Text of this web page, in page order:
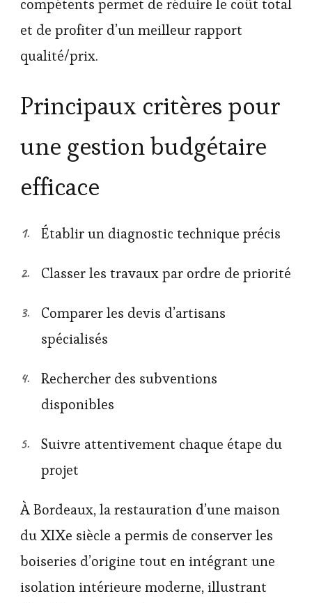
compétents permet de réduire le coût total
et de profiter d’un meilleur rapport
qualité/prix.
Principaux critères pour
une gestion budgétaire
efficace
Établir un diagnostic technique précis
Classer les travaux par ordre de priorité
Comparer les devis d’artisans
spécialisés
Rechercher des subventions
disponibles
Suivre attentivement chaque étape du
projet
À Bordeaux, la restauration d’une maison
du XIXe siècle a permis de conserver les
boiseries d’origine tout en intégrant une
isolation intérieure moderne, illustrant